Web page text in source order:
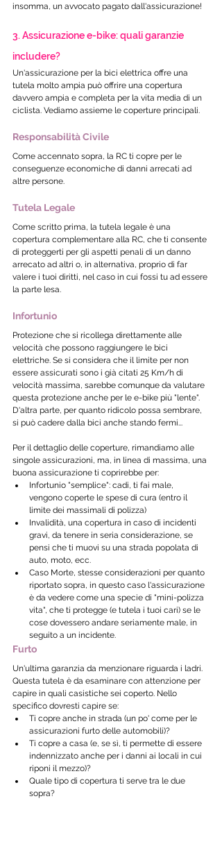
insomma, un avvocato pagato dall'assicurazione!
3. Assicurazione e-bike: quali garanzie
includere?
Un'assicurazione per la bici elettrica offre una
tutela molto ampia può offrire una copertura
davvero ampia e completa per la vita media di un
ciclista. Vediamo assieme le coperture principali.
Responsabilità Civile
Come accennato sopra, la RC ti copre per le
conseguenze economiche di danni arrecati ad
altre persone.
Tutela Legale
Come scritto prima, la tutela legale è una
copertura complementare alla RC, che ti consente
di proteggerti per gli aspetti penali di un danno
arrecato ad altri o, in alternativa, proprio di far
valere i tuoi diritti, nel caso in cui fossi tu ad essere
la parte lesa.
Infortunio
Protezione che si ricollega direttamente alle
velocità che possono raggiungere le bici
elettriche. Se si considera che il limite per non
essere assicurati sono i già citati 25 Km/h di
velocità massima, sarebbe comunque da valutare
questa protezione anche per le e-bike più "lente".
D'altra parte, per quanto ridicolo possa sembrare,
si può cadere dalla bici anche stando fermi...
Per il dettaglio delle coperture, rimandiamo alle
singole assicurazioni, ma, in linea di massima, una
buona assicurazione ti coprirebbe per:
Infortunio "semplice": cadi, ti fai male,
vengono coperte le spese di cura (entro il
limite dei massimali di polizza)
Invalidità, una copertura in caso di incidenti
gravi, da tenere in seria considerazione, se
pensi che ti muovi su una strada popolata di
auto, moto, ecc.
Caso Morte, stesse considerazioni per quanto
riportato sopra, in questo caso l'assicurazione
è da vedere come una specie di "mini-polizza
vita", che ti protegge (e tutela i tuoi cari) se le
cose dovessero andare seriamente male, in
seguito a un incidente.
Furto
Un'ultima garanzia da menzionare riguarda i ladri.
Questa tutela è da esaminare con attenzione per
capire in quali casistiche sei coperto. Nello
specifico dovresti capire se:
Ti copre anche in strada (un po' come per le
assicurazioni furto delle automobili)?
Ti copre a casa (e, se sì, ti permette di essere
indennizzato anche per i danni ai locali in cui
riponi il mezzo)?
Quale tipo di copertura ti serve tra le due
sopra?